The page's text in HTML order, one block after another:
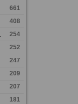
661
408
254
252
247
209
207
181